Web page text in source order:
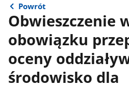
Powrót
Obwieszczenie
obowiązku
oceny
środowisko dla